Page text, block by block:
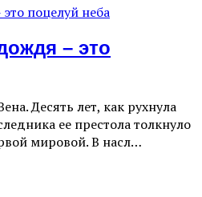
– это
Десять лет, как рухнула
ее престола толкнуло
мировой. В насл…